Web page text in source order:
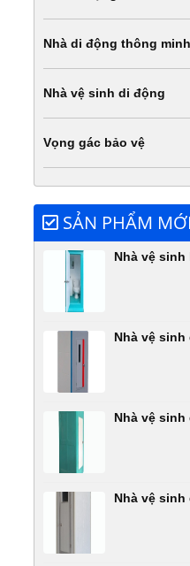
Nhà di động thông minh
Nhà vệ sinh di động
Vọng gác bảo vệ
SẢN PHẨM MỚI
Nhà vệ sinh
Nhà vệ
Nhà vệ sinh
Nhà vệ sinh